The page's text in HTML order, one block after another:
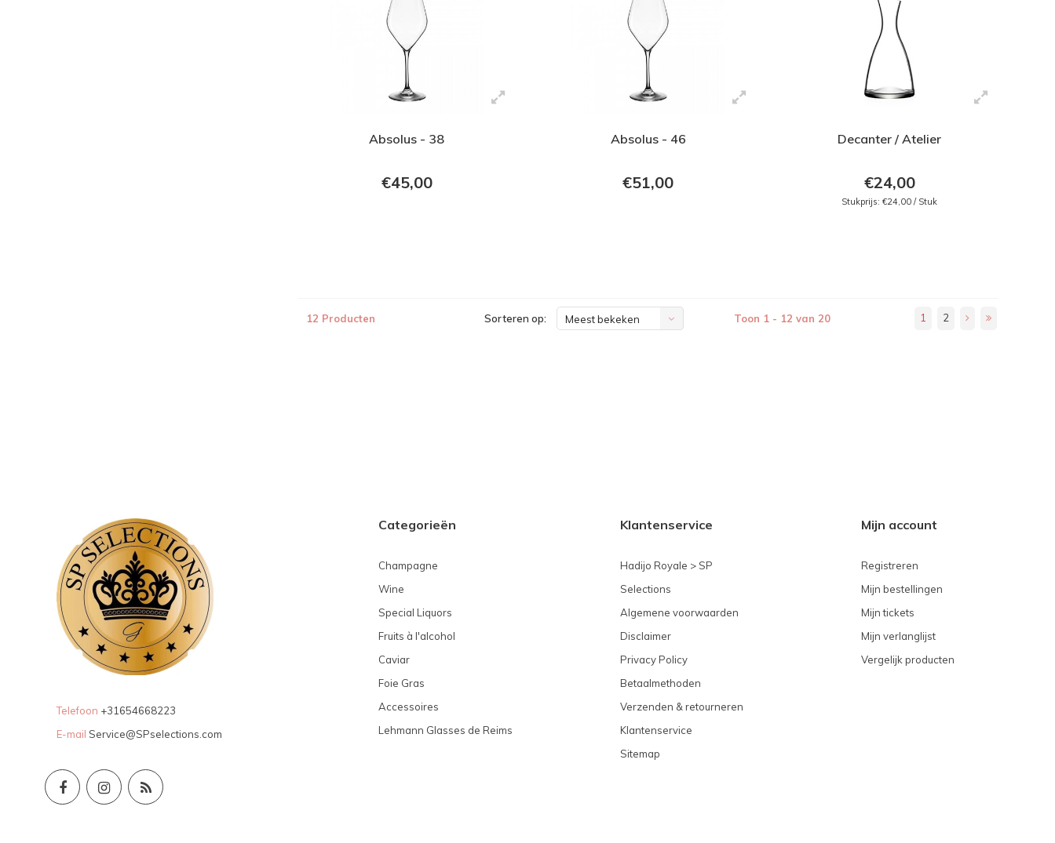
Absolus - 38
€45,00
Absolus - 46
€51,00
Decanter / Atelier
€24,00
Stukprijs: €24,00 / Stuk
12 Producten Sorteren op: Meest bekeken Toon 1 - 12 van 20 1 2
Telefoon +31654668223
E-mail Service@SPselections.com
Categorieën
Champagne
Wine
Special Liquors
Fruits à l'alcohol
Caviar
Foie Gras
Accessoires
Lehmann Glasses de Reims
Klantenservice
Hadijo Royale > SP
Selections
Algemene voorwaarden
Disclaimer
Privacy Policy
Betaalmethoden
Verzenden & retourneren
Klantenservice
Sitemap
Mijn account
Registreren
Mijn bestellingen
Mijn tickets
Mijn verlanglijst
Vergelijk producten